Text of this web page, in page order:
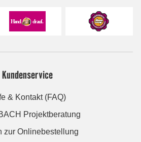
Kundenservice
& Kontakt (FAQ)
Projektberatung
zur Onlinebestellung